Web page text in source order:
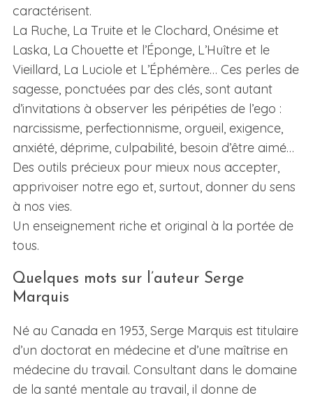
caractérisent.
La Ruche, La Truite et le Clochard, Onésime et
Laska, La Chouette et l’Éponge, L’Huître et le
Vieillard, La Luciole et L’Éphémère… Ces perles de
sagesse, ponctuées par des clés, sont autant
d’invitations à observer les péripéties de l’ego :
narcissisme, perfectionnisme, orgueil, exigence,
anxiété, déprime, culpabilité, besoin d’être aimé…
Des outils précieux pour mieux nous accepter,
apprivoiser notre ego et, surtout, donner du sens
à nos vies.
Un enseignement riche et original à la portée de
tous.
Quelques mots sur l’auteur Serge
Marquis
Né au Canada en 1953, Serge Marquis est titulaire
d’un doctorat en médecine et d’une maîtrise en
médecine du travail. Consultant dans le domaine
de la santé mentale au travail, il donne de